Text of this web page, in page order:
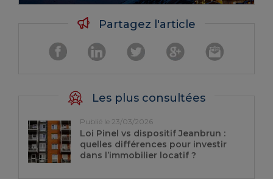
Partagez l'article
Les plus consultées
Publié le 23/03/2026
Loi Pinel vs dispositif Jeanbrun :
quelles différences pour investir
dans l’immobilier locatif ?